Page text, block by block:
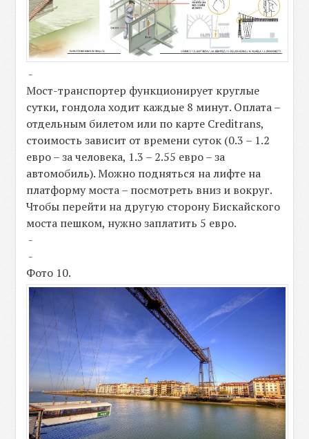
-
Мост-транспортер функционирует круглые
сутки, гондола ходит каждые 8 минут. Оплата –
отдельным билетом или по карте Creditrans,
стоимость зависит от времени суток (0.3 – 1.2
евро – за человека, 1.3 – 2.55 евро – за
автомобиль). Можно подняться на лифте на
платформу моста – посмотреть вниз и вокруг.
Чтобы перейти на другую сторону Бискайского
моста пешком, нужно заплатить 5 евро.
-
-
Фото 10.